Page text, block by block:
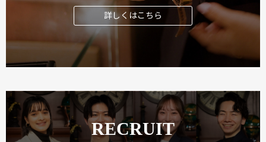
詳しくはこちら
RECRUIT